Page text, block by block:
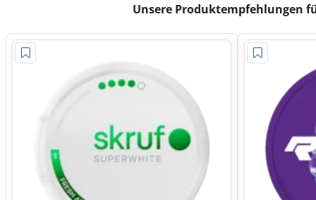
Unsere Produktempfehlungen